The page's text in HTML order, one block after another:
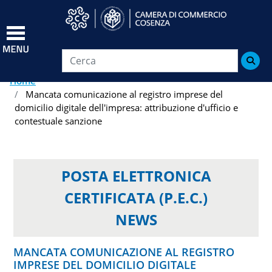
al
principale

Home
Mancata comunicazione al registro imprese del
domicilio digitale dell'impresa: attribuzione d'ufficio e
contestuale sanzione
POSTA ELETTRONICA
CERTIFICATA (P.E.C.)
NEWS
MANCATA COMUNICAZIONE AL REGISTRO
IMPRESE DEL DOMICILIO DIGITALE